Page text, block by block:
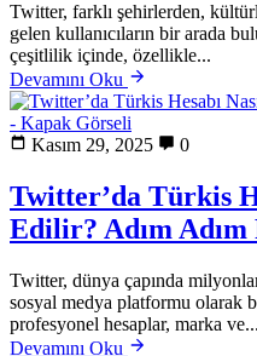
Twitter, farklı şehirlerden,
gelen kullanıcıların bir arada
çeşitlilik içinde, özellikle...
Devamını Oku
Kasım 29, 2025 0
Twitter’da Türkis
Edilir? Adım Adım
Twitter, dünya çapında
sosyal medya platformu olarak
profesyonel hesaplar, marka ve...
Devamını Oku